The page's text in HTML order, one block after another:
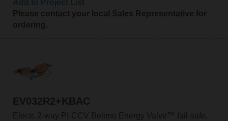
Please contact your local Sales Representative for
ordering.
EV032R2+KBAC
Electr. 2-way PI-CCV Belimo Energy Valve™ fail-safe,